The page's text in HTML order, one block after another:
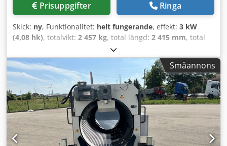
trumförlängning för ökad yta, är ASCO SD Compact
marknaden – robust, kompakt och framtidsorienterad.
Djdpfxow Ryl Hs Am Tskr
Prisuppgifter Ringa
Skick: ny, Funktionalitet: helt fungerande, effekt: 3 kW
(4,08 hk), totalvikt: 2 457 kg, total längd: 2 415 mm, total
, total höjd:2 853 mm
2026, inspänning:400 V, Utrustning:Typplåt tillgänglig,
dokumentation / manual, nödstopp
, ASCO VS BIG
vibrationssikt är den perfekta lösningen för företag inom
bygg, återvinning, jordbruk samt trädgårds- och
landskapsanläggning som behöver en effektiv och kraftfull
materialseparering. Den möjliggör tillförlitlig separation av
jord, kompost, byggavfall och sand – och hjälper företag att
spara tid, sänka kostnader och öka produktiviteten.
Huvudfunktioner Hög kapacitet: upp till 150 t/h för
Småannons